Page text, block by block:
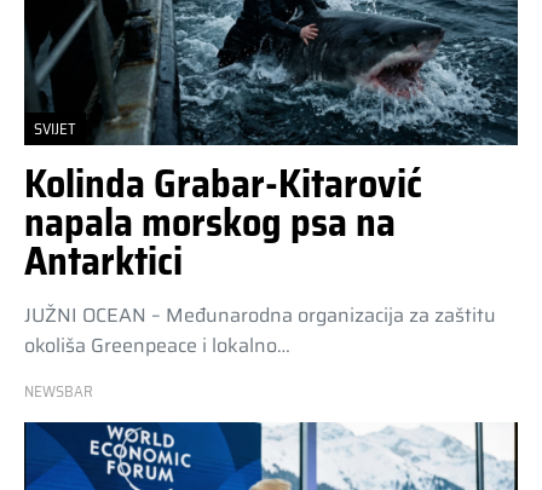
SVIJET
Kolinda Grabar-Kitarović
napala morskog psa na
Antarktici
JUŽNI OCEAN – Međunarodna organizacija za zaštitu
okoliša Greenpeace i lokalno…
NEWSBAR